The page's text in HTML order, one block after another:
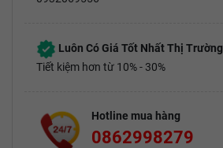
Luôn Có Giá Tốt Nhất Thị Trường
Tiết kiệm hơn từ 10% - 30%
Hotline mua hàng
0862998279